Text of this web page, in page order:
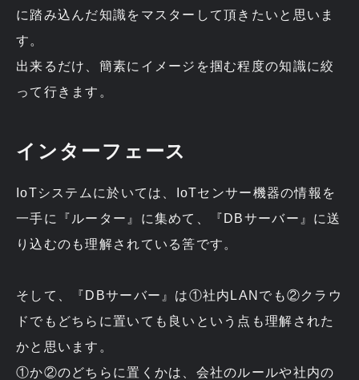
に踏み込んだ知識をマスターして頂きたいと思いま
す。
出来るだけ、簡素にイメージを掴む程度の知識に絞
って行きます。
インターフェース
IoTシステムに於いては、IoTセンサー機器の情報を
一手に『ルーター』に集めて、『DBサーバー』に送
り込むのも理解されている筈です。
そして、『DBサーバー』は①社内LANでも②クラウ
ドでもどちらに置いても良いという点も理解された
かと思います。
①か②のどちらに置くかは、会社のルールや社内の